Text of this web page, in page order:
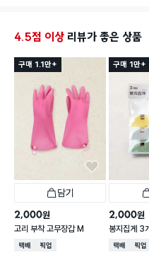
4.5점 이상 리뷰가 좋은 상품
구매 1.1만+
담기
2,000원
고리 부착 고무장갑 M
택배배송매장픽업
구매 1만+
2,000원
봉지집게 3
택배배송매장